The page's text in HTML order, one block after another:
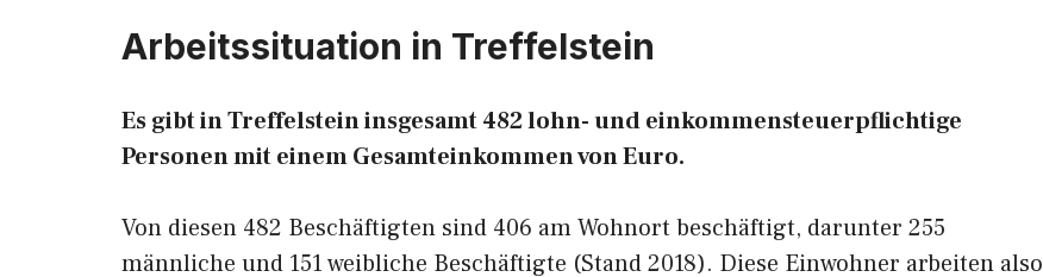
Arbeitssituation in Treffelstein
Es gibt in Treffelstein insgesamt 482 lohn- und einkommensteuerpflichtige
Personen mit einem Gesamteinkommen von Euro.
Von diesen 482 Beschäftigten sind 406 am Wohnort beschäftigt, darunter 255
männliche und 151 weibliche Beschäftigte (Stand 2018). Diese Einwohner arbeiten also